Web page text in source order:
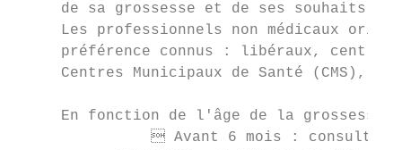
     de sa grossesse et de ses souhaits.
Les professionnels non médicaux
préférence connus : libéraux,
Centres Municipaux de Santé (CMS),
En fonction de l'âge de la
 Avant 6 mois :